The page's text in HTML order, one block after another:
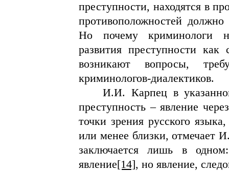
преступности, находятся в
противоположностей
Но почему криминологи
развития преступности как
возникают вопросы,
криминологов-диалектиков.
И.И. Карпец в
преступность – явление
точки зрения русского
или менее близки, отмечает
заключается лишь в
явление[14], но явление,